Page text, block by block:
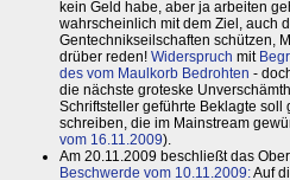
kein Geld habe, aber ja arbeiten
wahrscheinlich mit dem Ziel, auch
Gentechnikseilschaften schützen,
drüber reden! Widerspruch mit
des vom Maulkorb Bedrohten -
die nächste groteske
Schriftsteller geführte Beklagte soll
schreiben, die im Mainstream
vom 16.11.2009).
Am 20.11.2009 beschließt das
Beschwerde vom 10.11.2009:Auf